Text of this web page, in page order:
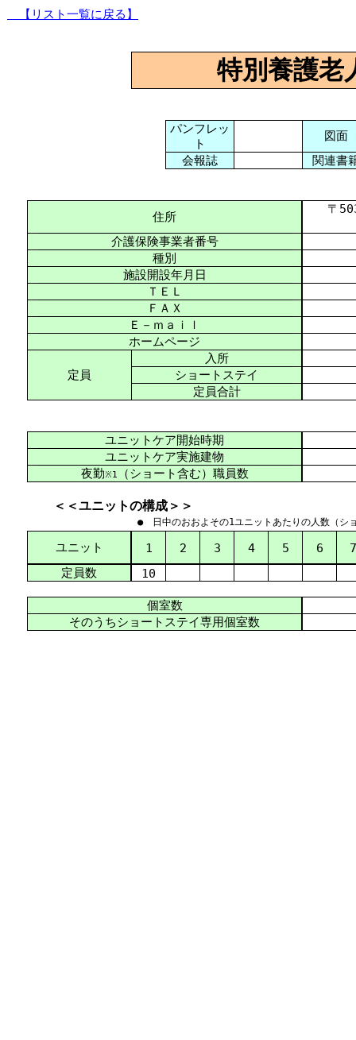
【リスト一覧に戻る】
特別養護
パンフレッ
ト
図面
会報誌
関連書
住所
〒
介護保険事業者番号
種別
施設開設年月日
ＴＥＬ
ＦＡＸ
Ｅ－ｍａｉｌ
ホームページ
定員
入所
ショートステイ
定員合計
ユニットケア開始時期
ユニットケア実施建物
夜勤※1 （ショート含む）職員数
＜＜ユニットの構成＞＞
● 日中のおおよその1ユニットあたりの人数（シ
ユニット 1 2 3 4 5 6
7
定員数
10
個室数
そのうちショートステイ専用個室数